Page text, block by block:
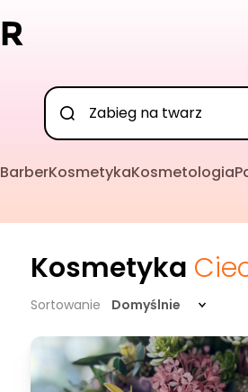
BarberKosmetykaKosmetologia
Kosmetyka
Sortowanie Domyślnie